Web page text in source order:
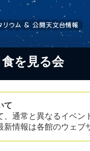
を見る会
て
、通常と異なるイベ
新情報は各館のウェ